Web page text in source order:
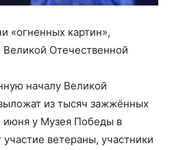
«огненных картин»,
Отечественной
началу Великой
из тысяч зажжённых
июня у Музея Победы в
ветераны, участники